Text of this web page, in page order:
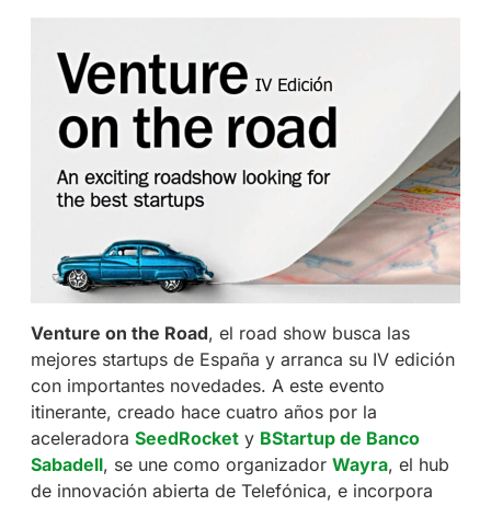
Venture on the Road, el road show busca las
mejores startups de España y arranca su IV edición
con importantes novedades. A este evento
itinerante, creado hace cuatro años por la
aceleradora SeedRockety BStartup de Banco
Sabadell, se une como organizador Wayra, el hub
de innovación abierta de Telefónica, e incorpora